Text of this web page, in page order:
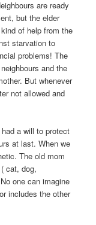
are ready
but the elder
of help from the
starvation to
problems! The
and the
But whenever
not allowed and
a will to protect
at last. When we
The old mom
cat, dog,
one can imagine
includes the other